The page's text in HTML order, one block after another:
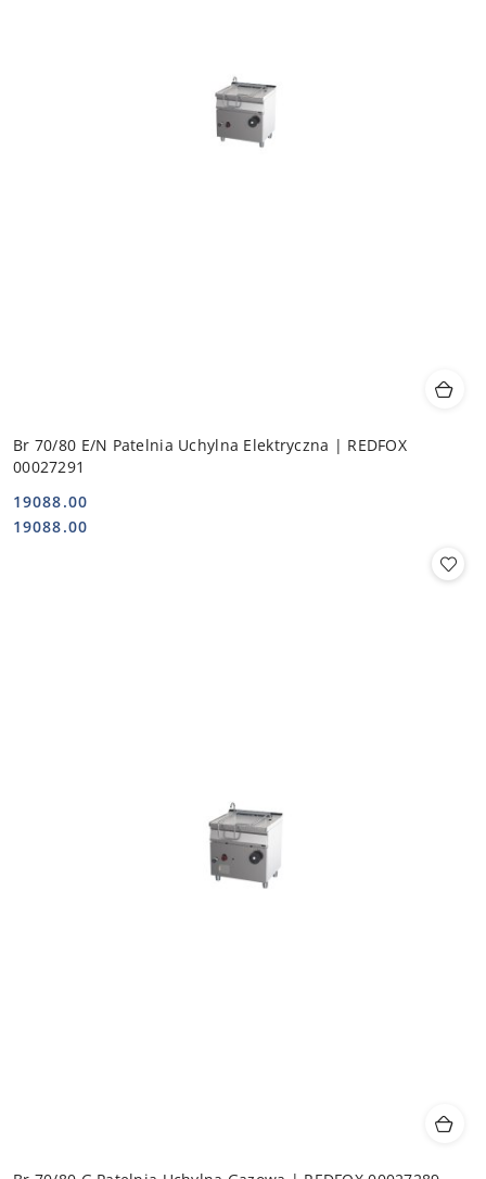
Br 70/80 E/N Patelnia Uchylna Elektryczna | REDFOX
00027291
Cena:
19088.00
Cena:
19088.00